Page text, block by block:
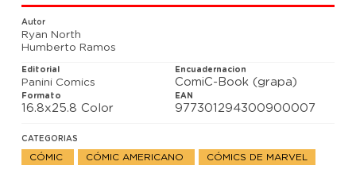
desconocido. Mientras tanto, sus familias y nuestro
planeta quedan indefensos.
Autor
Ryan North
Humberto Ramos
Editorial
Panini Comics
Encuadernacion
ComiC-Book (grapa)
Formato
16.8x25.8 Color
EAN
977301294300900007
CATEGORIAS
CÓMIC CÓMIC AMERICANO CÓMICS DE MARVEL